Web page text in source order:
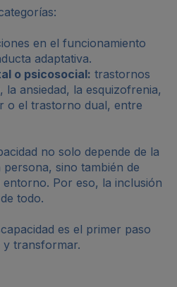
en el funcionamiento
adaptativa.
o psicosocial: trastornos
la ansiedad, la esquizofrenia,
o el trastorno dual, entre
no solo depende de la
sino también de
Por eso, la inclusión
todo.
es el primer paso
y transformar.